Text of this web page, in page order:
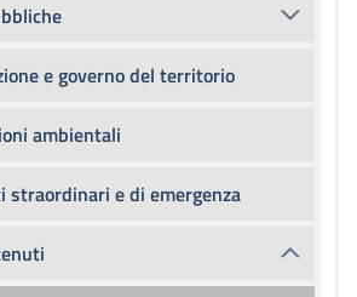
e governo del territorio
ambientali
straordinari e di emergenza